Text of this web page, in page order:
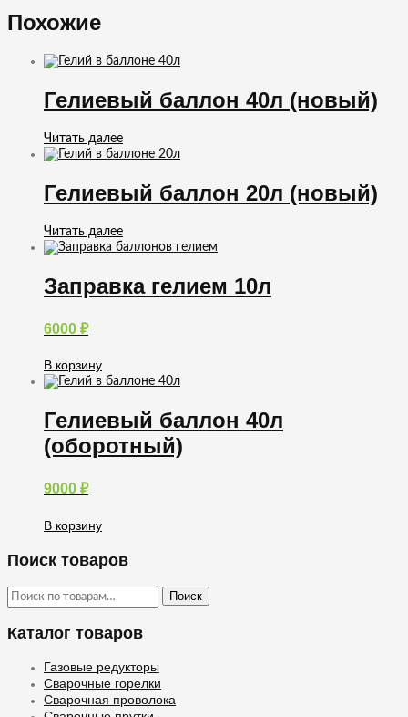
Похожие
Гелиевый баллон 40л (новый)
Читать далее
Гелиевый баллон 20л (новый)
Читать далее
Заправка гелием 10л
6000 ₽
В корзину
Гелиевый баллон 40л
(оборотный)
9000 ₽
В корзину
Поиск товаров
Искать: Поиск
Каталог товаров
Газовые редукторы
Сварочные горелки
Сварочная проволока